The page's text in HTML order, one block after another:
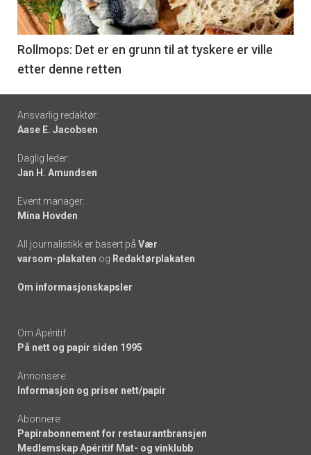
-
6
Rollmops: Det er en grunn til at tyskere er ville
etter denne retten
Footer
-
links
Ansvarlig redaktør:
Aase E. Jacobsen
Daglig leder:
Jan H. Amundsen
Event manager:
Mina Hovden
All journalistikk er basert på Vær
varsom-plakaten og Redaktørplakaten
Om informasjonskapsler
Om Apéritif:
På nett og papir siden 1995
Annonsere:
Informasjon og priser nett/papir
Abonnere:
Papirabonnement for restaurantbransjen
Medlemskap Apéritif Mat- og vinklubb